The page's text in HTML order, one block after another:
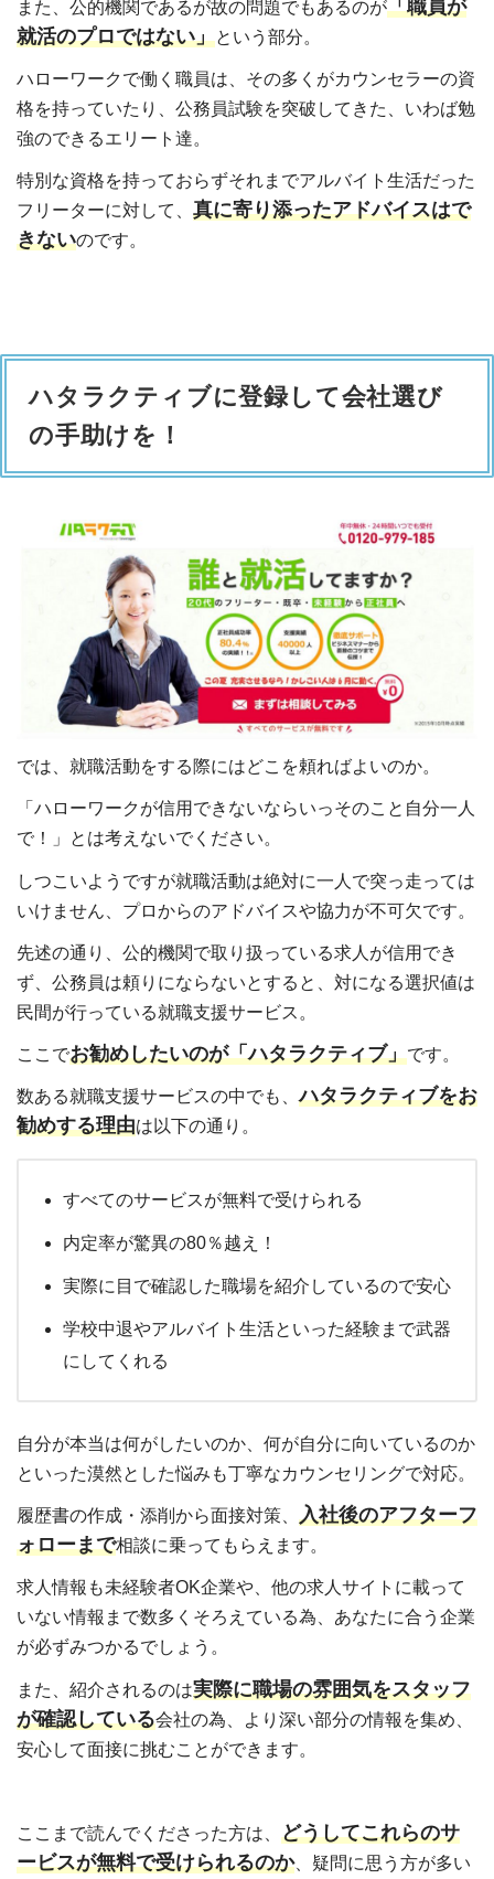
また、公的機関であるが故の問題でもあるのが「職員が
就活のプロではない」という部分。
ハローワークで働く職員は、その多くがカウンセラーの資
格を持っていたり、公務員試験を突破してきた、いわば勉
強のできるエリート達。
特別な資格を持っておらずそれまでアルバイト生活だった
フリーターに対して、 真に寄り添ったアドバイスはで
きないのです。
ハタラクティブに登録して会社選び
の手助けを！
では、就職活動をする際にはどこを頼ればよいのか。
「ハローワークが信用できないならいっそのこと自分一人
で！」とは考えないでください。
しつこいようですが就職活動は絶対に一人で突っ走っては
いけません、プロからのアドバイスや協力が不可欠です。
先述の通り、公的機関で取り扱っている求人が信用でき
ず、公務員は頼りにならないとすると、対になる選択値は
民間が行っている就職支援サービス。
ここでお勧めしたいのが「ハタラクティブ」です。
数ある就職支援サービスの中でも、ハタラクティブをお
勧めする理由は以下の通り。
すべてのサービスが無料で受けられる
内定率が驚異の80％越え！
実際に目で確認した職場を紹介しているので安心
学校中退やアルバイト生活といった経験まで武器
にしてくれる
自分が本当は何がしたいのか、何が自分に向いているのか
といった漠然とした悩みも丁寧なカウンセリングで対応。
履歴書の作成・添削から面接対策、 入社後のアフターフ
ォローまで相談に乗ってもらえます。
求人情報も未経験者OK企業や、他の求人サイトに載って
いない情報まで数多くそろえている為、あなたに合う企業
が必ずみつかるでしょう。
また、紹介されるのは実際に職場の雰囲気をスタッフ
が確認している会社の為、より深い部分の情報を集め、
安心して面接に挑むことができます。
ここまで読んでくださった方は、 どうしてこれらのサ
ービスが無料で受けられるのか、疑問に思う方が多い